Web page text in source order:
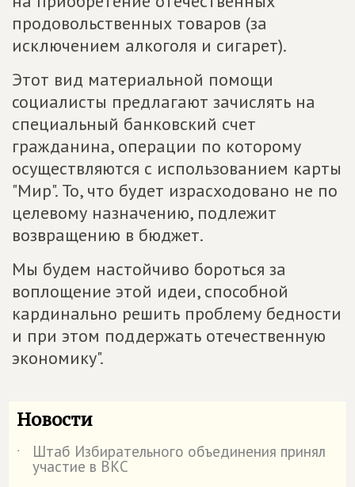
продовольственных товаров (за
исключением алкоголя и сигарет).
Этот вид материальной помощи
социалисты предлагают зачислять на
специальный банковский счет
гражданина, операции по которому
осуществляются с использованием карты
"Мир". То, что будет израсходовано не по
целевому назначению, подлежит
возвращению в бюджет.
Мы будем настойчиво бороться за
воплощение этой идеи, способной
кардинально решить проблему бедности
и при этом поддержать отечественную
экономику".
Новости
˙ Штаб Избирательного объединения принял
участие в ВКС